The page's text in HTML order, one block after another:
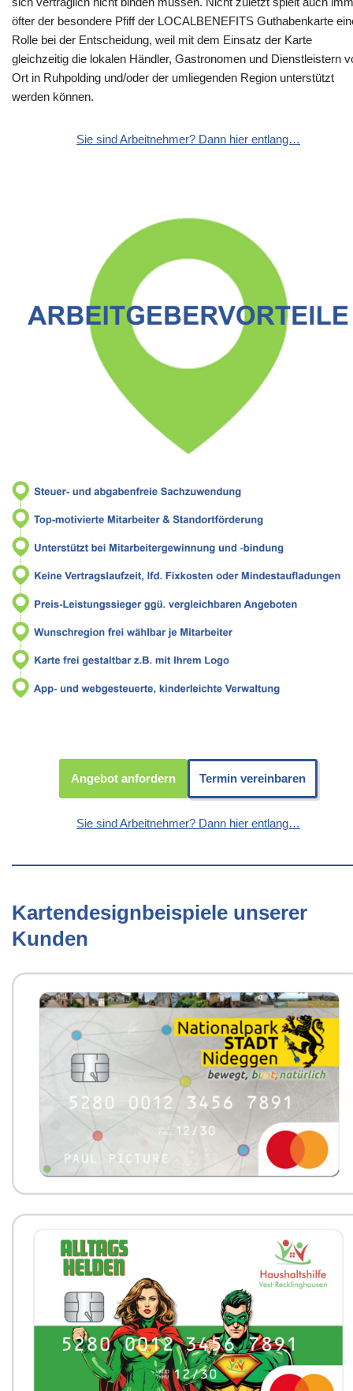
öfter der besondere Pfiff der LOCALBENEFITS Guthabenkarte
Rolle bei der Entscheidung, weil mit dem Einsatz der Karte
gleichzeitig die lokalen Händler, Gastronomen und Dienstleistern
Ort in Ruhpolding und/oder der umliegenden Region unterstützt
werden können.
Sie sind Arbeitnehmer? Dann hier entlang…
Angebot anfordern Termin vereinbaren
Sie sind Arbeitnehmer? Dann hier entlang…
Kartendesignbeispiele unserer
Kunden